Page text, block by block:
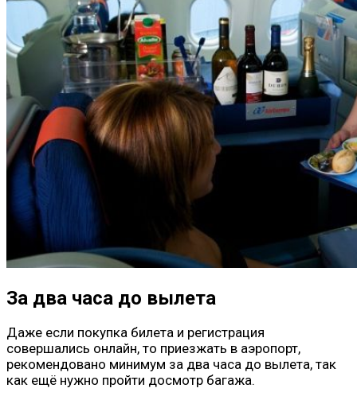
За два часа до вылета
Даже если покупка билета и регистрация
совершались онлайн, то приезжать в аэропорт,
рекомендовано минимум за два часа до вылета, так
как ещё нужно пройти досмотр багажа.